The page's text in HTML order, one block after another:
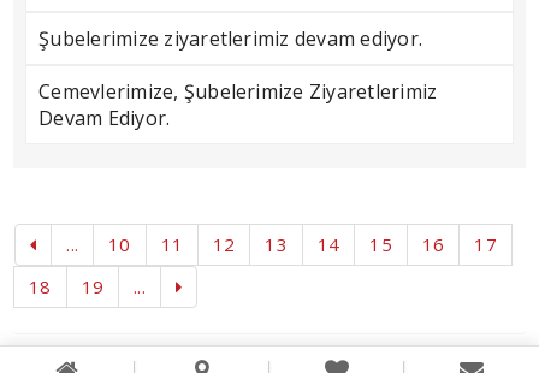
Şubelerimize ziyaretlerimiz devam ediyor.
Cemevlerimize, Şubelerimize Ziyaretlerimiz
Devam Ediyor.
... 10 11 12 13 14 15 16
17
18
19 ...